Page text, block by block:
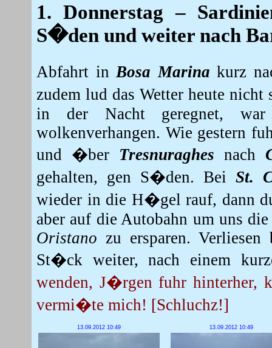
1. Donnerstag –
S�den und weiter nach
Abfahrt inBosa Marina kurz
zudem lud das Wetter heute
in der Nacht geregnet,
wolkenverhangen. Wie gestern
und �ber Tresnuraghes nach
gehalten, gen S�den. Bei St.
wieder in die H�gel rauf, dann
aber auf die Autobahn um uns
Oristano zu ersparen.
St�ck weiter, nach einem
wenden, J�rgen fuhr hinterher,
vermi�te mich! [Schluchz!]
13.09.2012 10:49 13.09.2012 10:49